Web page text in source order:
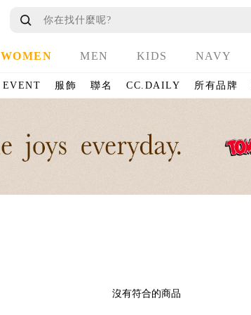
WOMEN MEN KIDS NAVY
EVENT 服飾 聯名 CC.DAILY 所有品牌
沒有符合的商品